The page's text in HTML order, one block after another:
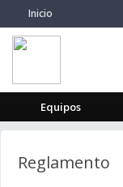
Inicio
Equipos
Reglamento